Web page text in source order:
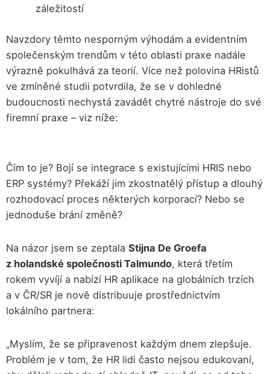
záležitostí
Navzdory těmto nesporným výhodám a evidentním
společenským trendům v této oblasti praxe nadále
výrazně pokulhává za teorií. Více než polovina HRistů
ve zmíněné studii potvrdila, že se v dohledné
budoucnosti nechystá zavádět chytré nástroje do své
firemní praxe – viz níže:
Čím to je? Bojí se integrace s existujícími HRIS nebo
ERP systémy? Překáží jim zkostnatělý přístup a dlouhý
rozhodovací proces některých korporací? Nebo se
jednoduše brání změně?
Na názor jsem se zeptala Stijna De Groefa
z holandské společnosti Talmundo, která třetím
rokem vyvíjí a nabízí HR aplikace na globálních trzích
a v ČR/SR je nově distribuuje prostřednictvím
lokálního partnera:
„Myslím, že se připravenost každým dnem zlepšuje.
Problém je v tom, že HR lidi často nejsou edukovaní,